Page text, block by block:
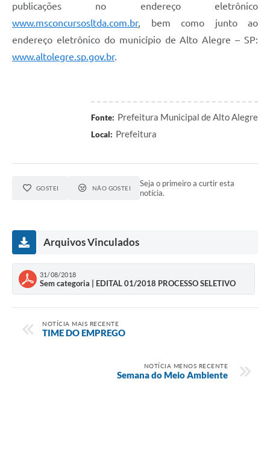
publicações no endereço eletrônico
www.msconcursosltda.com.br, bem como junto ao
endereço eletrônico do município de Alto Alegre – SP:
www.altolegre.sp.gov.br.
Fonte: Prefeitura Municipal de Alto Alegre
Local: Prefeitura
GOSTEI NÃO GOSTEI
Seja o primeiro a curtir esta
notícia.
Arquivos Vinculados
31/08/2018
Sem categoria | EDITAL 01/2018 PROCESSO SELETIVO
NOTÍCIA MAIS RECENTE
TIME DO EMPREGO
NOTÍCIA MENOS RECENTE
Semana do Meio Ambiente